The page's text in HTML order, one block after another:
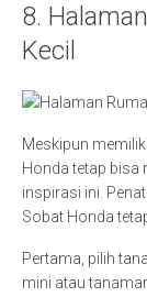
8.
Kecil
Meskipun
Honda tetap bisa
inspirasi ini.
Sobat Honda
Pertama, pilih
mini atau